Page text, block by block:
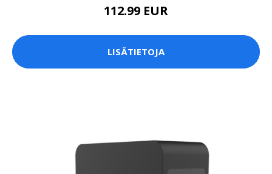
112.99 EUR
LISÄTIETOJA